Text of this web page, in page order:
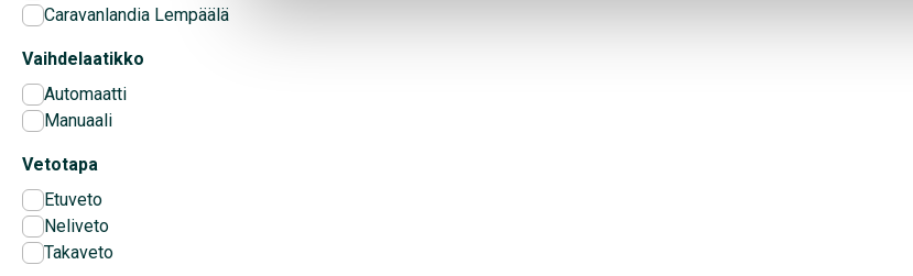
Caravanlandia Lempäälä
Vaihdelaatikko
Automaatti
Manuaali
Vetotapa
Etuveto
Neliveto
Takaveto